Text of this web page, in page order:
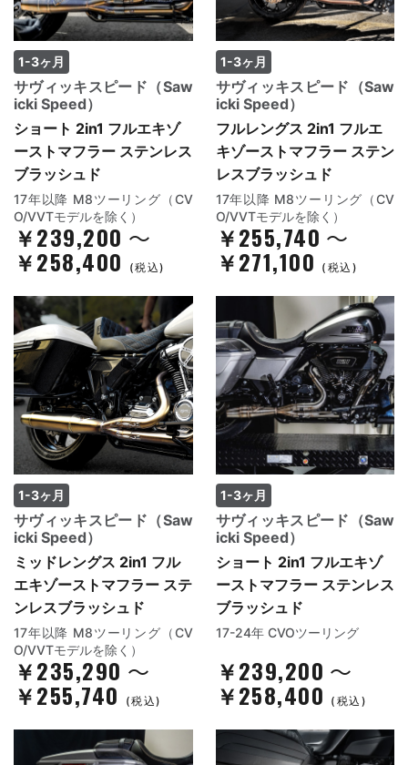
1-3ヶ月
サヴィッキスピード（Saw
icki Speed）
ショート 2in1 フルエキゾ
ーストマフラー ステンレス
ブラッシュド
17年以降 M8ツーリング（CV
O/VVTモデルを除く）
￥239,200 ～
￥258,400 (税込)
1-3ヶ月
サヴィッキスピード（Saw
icki Speed）
フルレングス 2in1 フルエ
キゾーストマフラー ステン
レスブラッシュド
17年以降 M8ツーリング（CV
O/VVTモデルを除く）
￥255,740 ～
￥271,100 (税込)
1-3ヶ月
サヴィッキスピード（Saw
icki Speed）
ミッドレングス 2in1 フル
エキゾーストマフラー ステ
ンレスブラッシュド
17年以降 M8ツーリング（CV
O/VVTモデルを除く）
￥235,290 ～
￥255,740 (税込)
1-3ヶ月
サヴィッキスピード（Saw
icki Speed）
ショート 2in1 フルエキゾ
ーストマフラー ステンレス
ブラッシュド
17-24年 CVOツーリング
￥239,200 ～
￥258,400 (税込)